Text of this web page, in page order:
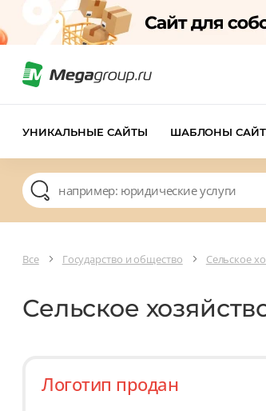
УНИКАЛЬНЫЕ САЙТЫ ШАБЛОНЫ
Все Государство и общество Сельское
Сельское
Логотип продан